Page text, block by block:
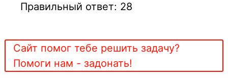
Правильный ответ: 28
Сайт помог тебе решить задачу?
Помоги нам - задонать!